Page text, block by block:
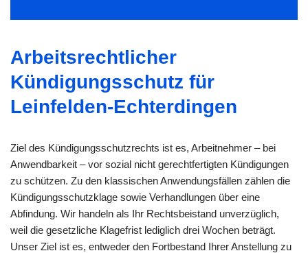
Arbeitsrechtlicher
Kündigungsschutz für
Leinfelden-Echterdingen
Ziel des Kündigungsschutzrechts ist es, Arbeitnehmer – bei
Anwendbarkeit – vor sozial nicht gerechtfertigten Kündigungen
zu schützen. Zu den klassischen Anwendungsfällen zählen die
Kündigungsschutzklage sowie Verhandlungen über eine
Abfindung. Wir handeln als Ihr Rechtsbeistand unverzüglich,
weil die gesetzliche Klagefrist lediglich drei Wochen beträgt.
Unser Ziel ist es, entweder den Fortbestand Ihrer Anstellung zu